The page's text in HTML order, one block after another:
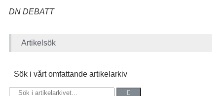
DN DEBATT
Artikelsök
Sök i vårt omfattande artikelarkiv